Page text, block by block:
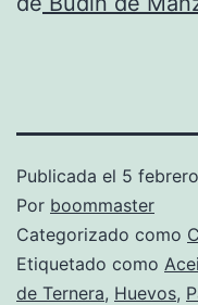
Publicada el 5
Por boommaster
Categorizado como
Etiquetado como
de Ternera, Huevos,